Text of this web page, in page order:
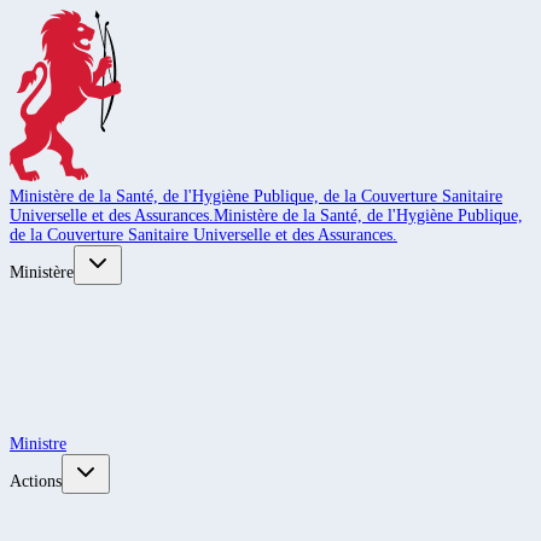
Ministère de la Santé, de l'Hygiène Publique, de la Couverture Sanitaire
Universelle et des Assurances.Ministère de la Santé, de l'Hygiène Publique,
de la Couverture Sanitaire Universelle et des Assurances.
Ministère
Ministre
Actions